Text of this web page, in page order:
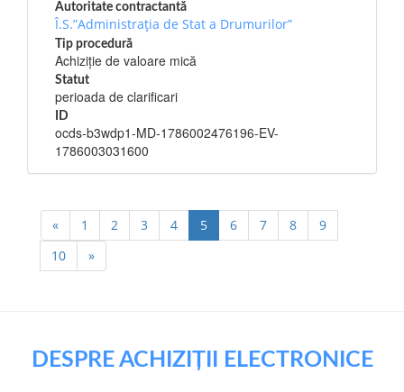
Autoritate contractantă
Î.S.”Administrația de Stat a Drumurilor”
Tip procedură
Achiziție de valoare mică
Statut
perioada de clarificari
ID
ocds-b3wdp1-MD-1786002476196-EV-
1786003031600
« 1 2 3 4 5 6 7 8
9
10
»
DESPRE ACHIZIȚII ELECTRONICE